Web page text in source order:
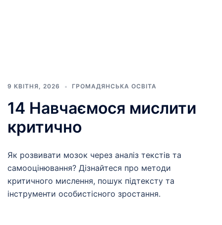
9 КВІТНЯ, 2026 ГРОМАДЯНСЬКА ОСВІТА
14 Навчаємося мислити
критично
Як розвивати мозок через аналіз текстів та
самооцінювання? Дізнайтеся про методи
критичного мислення, пошук підтексту та
інструменти особистісного зростання.